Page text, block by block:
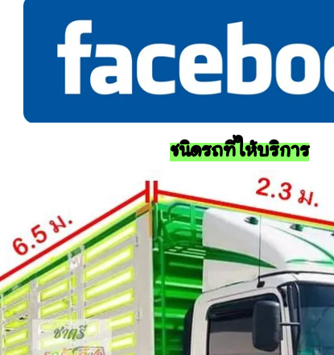
ชนิดรถที่ให้บริการ